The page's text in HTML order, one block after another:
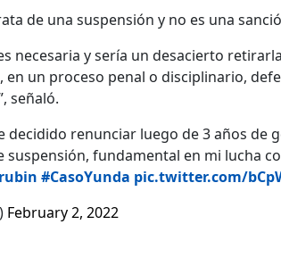
de una suspensión y no es una
necesaria y sería un desacierto
un proceso penal o disciplinario,
señaló.
decidido renunciar luego de 3 años de
suspensión, fundamental en mi lucha
#CasoYunda pic.twitter.com/
February 2, 2022